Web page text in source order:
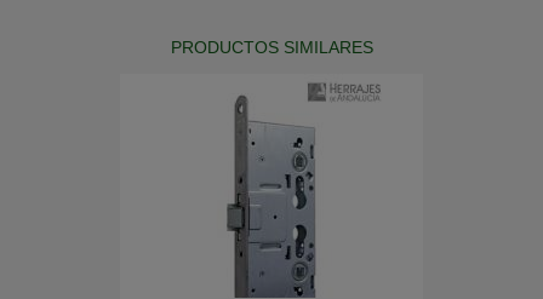
PRODUCTOS SIMILARES